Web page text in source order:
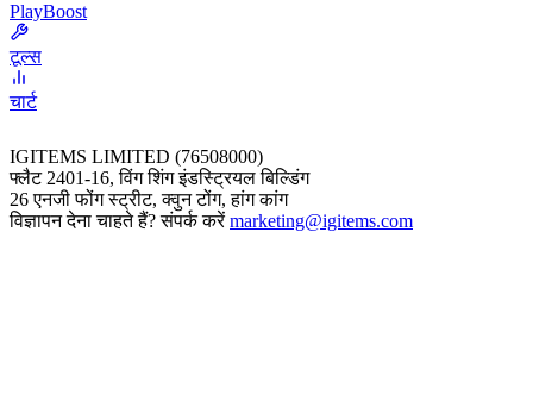
PlayBoost
टूल्स
चार्ट
IGITEMS LIMITED (76508000)
फ्लैट 2401-16, विंग शिंग इंडस्ट्रियल बिल्डिंग
26 एनजी फोंग स्ट्रीट, क्वुन टोंग, हांग कांग
विज्ञापन देना चाहते हैं? संपर्क करेंmarketing@igitems.com